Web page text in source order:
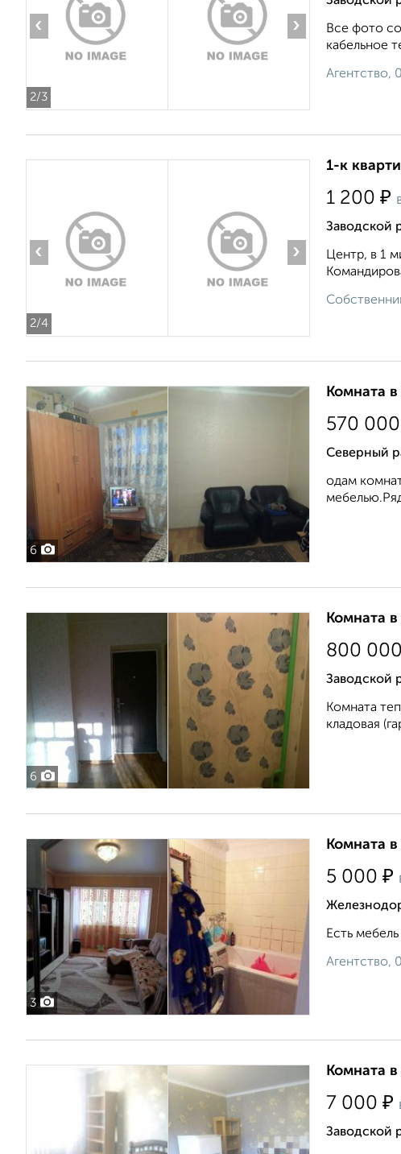
2/3
‹ ›
Все фото
кабельное
Агентство,
2/4
‹ ›
1-к
1 200 ₽
Заводской
Центр, в 1
6
Комната
570 000
Северный
одам
6
Комната
800 000
Заводской
Комната
кладовая
3
Комната
5 000 ₽
Есть
Агентство,
Комната
7 000 ₽
Заводской